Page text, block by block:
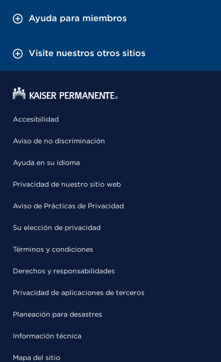
Ayuda para miembros
Visite nuestros otros sitios
Accesibilidad
Aviso de no discriminación
Ayuda en su idioma
Privacidad de nuestro sitio web
Aviso de Prácticas de Privacidad
Su elección de privacidad
Términos y condiciones
Derechos y responsabilidades
Privacidad de aplicaciones de terceros
Planeación para desastres
Información técnica
Mapa del sitio